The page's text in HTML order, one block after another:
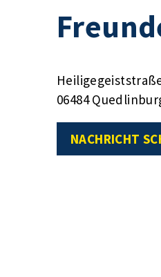
06484
NACHRICHT